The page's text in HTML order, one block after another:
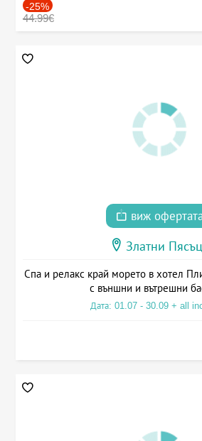
-25%
44.99€
виж
Златни
Спа и релакс край морето в хотел
с външни и вътрешни
Дата: 01.07 - 30.09 + all